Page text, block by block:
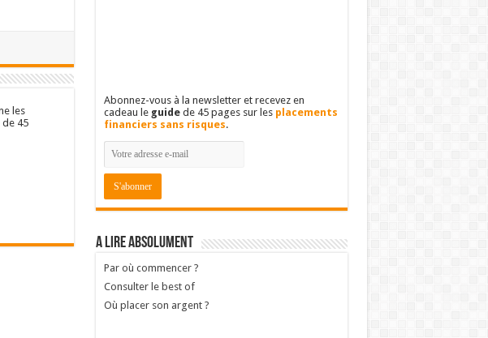
les
de 45
Abonnez-vous à la newsletter et recevez en
cadeau le guidede 45 pages sur les placements
financiers sans risques.
A lire absolument
Par où commencer ?
Consulter le best of
Où placer son argent ?